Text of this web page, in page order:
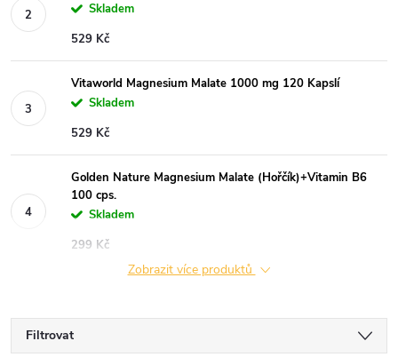
Skladem
529 Kč
Vitaworld Magnesium Malate 1000 mg 120 Kapslí
Skladem
529 Kč
Golden Nature Magnesium Malate (Hořčík)+Vitamin B6
100 cps.
Skladem
299 Kč
Zobrazit více produktů
Filtrovat